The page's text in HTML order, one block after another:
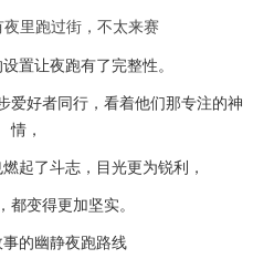
置让夜跑有了完整性。
爱好者同行，看着他们那专注的神
情，
起了斗志，目光更为锐利，
都变得更加坚实。
的幽静夜跑路线